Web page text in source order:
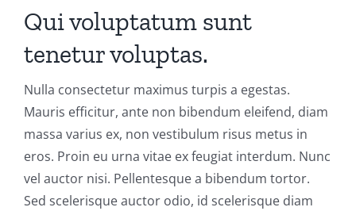
Qui voluptatum sunt
tenetur voluptas.
Nulla consectetur maximus turpis a egestas.
Mauris efficitur, ante non bibendum eleifend, diam
massa varius ex, non vestibulum risus metus in
eros. Proin eu urna vitae ex feugiat interdum. Nunc
vel auctor nisi. Pellentesque a bibendum tortor.
Sed scelerisque auctor odio, id scelerisque diam